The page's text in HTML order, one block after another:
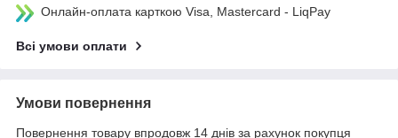
Онлайн-оплата карткою Visa, Mastercard - LiqPay
Всі умови оплати
Умови повернення
Повернення товару впродовж 14 днів за рахунок покупця